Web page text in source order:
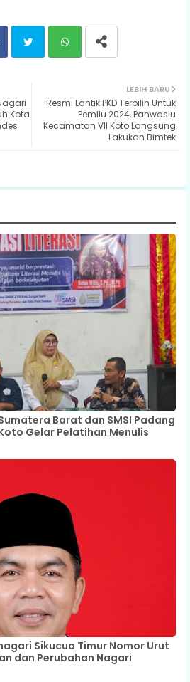
ter ats
LEBIH BARU
Resmi Lantik PKD Terpilih Untuk
Pemilu 2024, Panwaslu
Kecamatan VII Koto Langsung
Lakukan Bimtek
Kota
Barat dan SMSI Padang
Gelar Pelatihan Menulis
Sikucua Timur Nomor Urut
dan Perubahan Nagari